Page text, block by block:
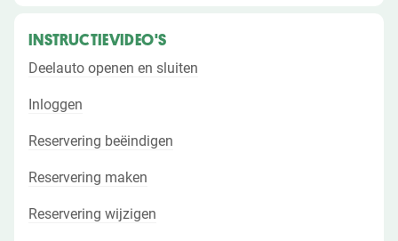
INSTRUCTIEVIDEO'S
Deelauto openen en sluiten
Inloggen
Reservering beëindigen
Reservering maken
Reservering wijzigen